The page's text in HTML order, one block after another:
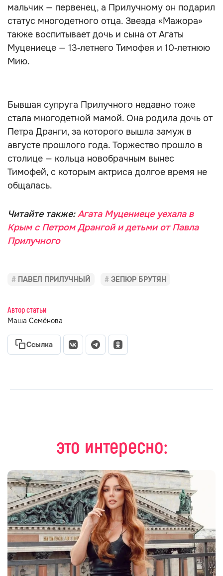
мальчик — первенец, а Прилучному он подарил
статус многодетного отца. Звезда «Мажора»
также воспитывает дочь и сына от Агаты
Муцениеце — 13‑летнего Тимофея и 10‑летнюю
Мию.
Бывшая супруга Прилучного недавно тоже
стала многодетной мамой. Она родила дочь от
Петра Дранги, за которого вышла замуж в
августе прошлого года. Торжество прошло в
столице — кольца новобрачным вынес
Тимофей, с которым актриса долгое время не
общалась.
Читайте также:Агата Муцениеце уехала в
Крым с Петром Дрангой и детьми от Павла
Прилучного
ПАВЕЛ ПРИЛУЧНЫЙ ЗЕПЮР БРУТЯН
Автор статьи
Маша Семёнова
Ссылка
это интересно: